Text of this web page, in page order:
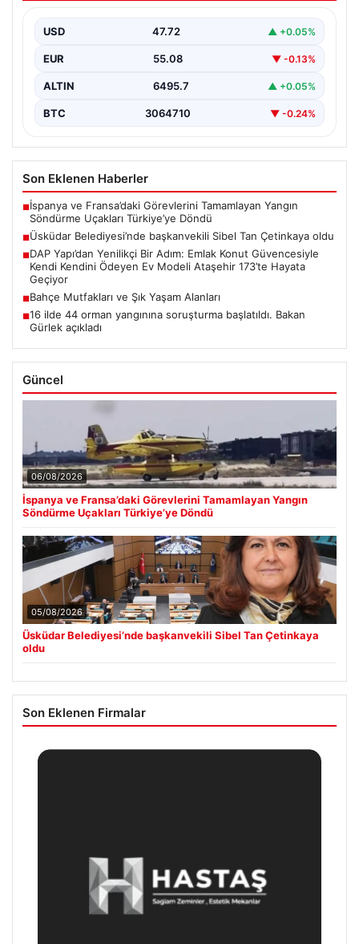
USD 47.72 ▲ +0.05%
EUR 55.08 ▼ -0.13%
ALTIN 6495.7 ▲ +0.05%
BTC 3064710 ▼ -0.24%
Son Eklenen Haberler
■İspanya ve Fransa’daki Görevlerini Tamamlayan Yangın
Söndürme Uçakları Türkiye’ye Döndü
■Üsküdar Belediyesi’nde başkanvekili Sibel Tan Çetinkaya oldu
■DAP Yapı’dan Yenilikçi Bir Adım: Emlak Konut Güvencesiyle
Kendi Kendini Ödeyen Ev Modeli Ataşehir 173’te Hayata
Geçiyor
■Bahçe Mutfakları ve Şık Yaşam Alanları
■16 ilde 44 orman yangınına soruşturma başlatıldı. Bakan
Gürlek açıkladı
Güncel
06/08/2026
İspanya ve Fransa’daki Görevlerini Tamamlayan Yangın
Söndürme Uçakları Türkiye’ye Döndü
05/08/2026
Üsküdar Belediyesi’nde başkanvekili Sibel Tan Çetinkaya
oldu
Son Eklenen Firmalar